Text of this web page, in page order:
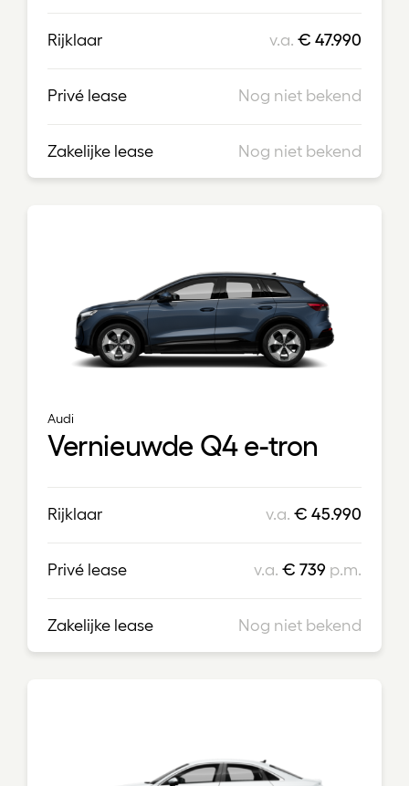
Rijklaar v.a.€ 47.990
Privé lease Nog niet bekend
Zakelijke lease Nog niet bekend
Audi
Vernieuwde Q4 e-tron
Rijklaar v.a.€ 45.990
Privé lease v.a.€ 739 p.m.
Zakelijke lease Nog niet bekend